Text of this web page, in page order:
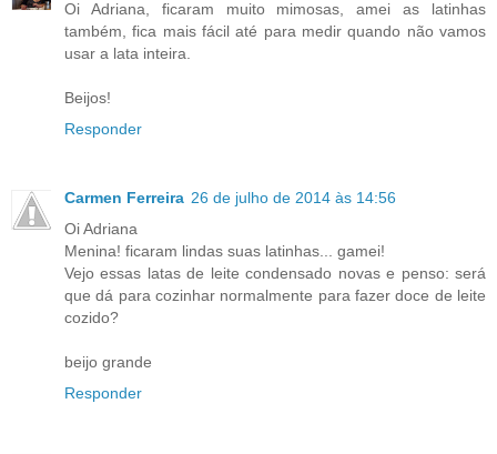
Oi Adriana, ficaram muito mimosas, amei as latinhas
também, fica mais fácil até para medir quando não vamos
usar a lata inteira.
Beijos!
Responder
Carmen Ferreira 26 de julho de 2014 às 14:56
Oi Adriana
Menina! ficaram lindas suas latinhas... gamei!
Vejo essas latas de leite condensado novas e penso: será
que dá para cozinhar normalmente para fazer doce de leite
cozido?
beijo grande
Responder